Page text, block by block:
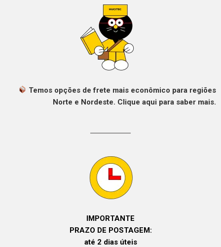
Temos opções de frete mais econômico para regiões
Norte e Nordeste. Clique aqui para saber mais.
IMPORTANTE
PRAZO DE POSTAGEM:
até 2 dias úteis